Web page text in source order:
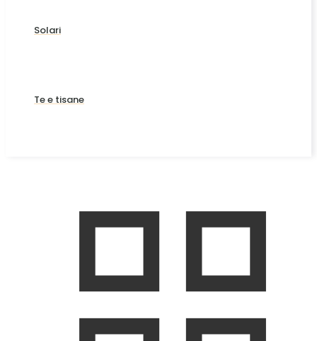
Solari
Te e tisane